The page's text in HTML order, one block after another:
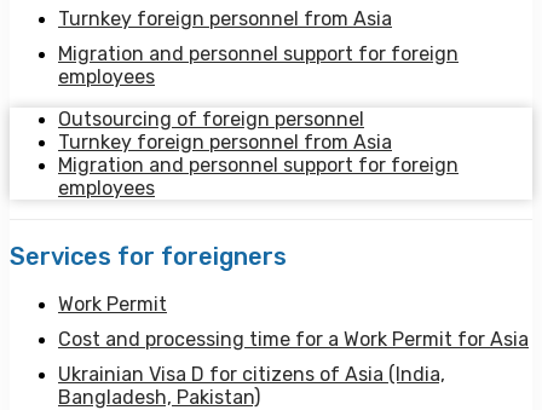
Turnkey foreign personnel from Asia
Migration and personnel support for foreign
employees
Outsourcing of foreign personnel
Turnkey foreign personnel from Asia
Migration and personnel support for foreign
employees
Services for foreigners
Work Permit
Cost and processing time for a Work Permit for Asia
Ukrainian Visa D for citizens of Asia (India,
Bangladesh, Pakistan)